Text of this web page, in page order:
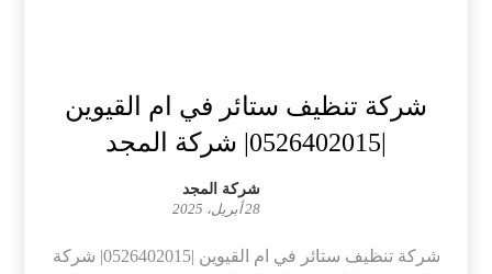
شركة تنظيف ستائر في ام القيوين
|0526402015| شركة المجد
شركة المجد
28 أبريل، 2025
شركة تنظيف ستائر في ام القيوين |0526402015| شركة